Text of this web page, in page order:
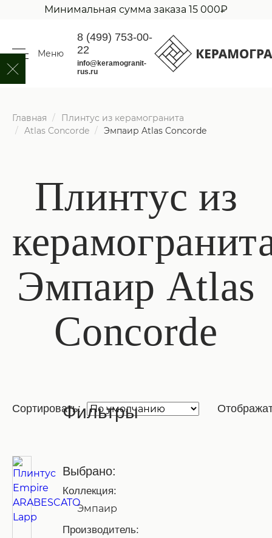
Минимальная сумма заказа 15 000₽
Меню
8 (499) 753-00-
22
info@keramogranit-
rus.ru
Главная
Плинтус из керамогранита
Atlas Concorde
Эмпаир Atlas Concorde
Плинтус из
Эмпаир Atlas
Concorde
Фильтры
Выбрано:
Коллекция:
Эмпаир
Производитель:
Сортировать: